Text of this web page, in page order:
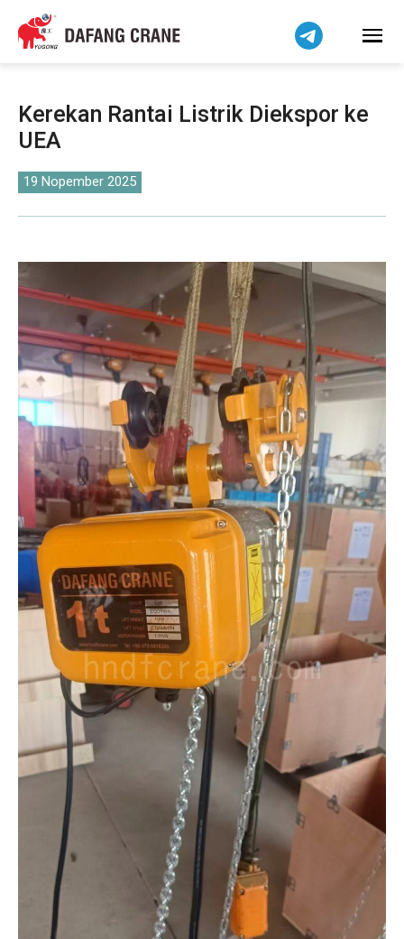
Kerekan Rantai Listrik Diekspor ke
UEA
19 Nopember 2025
हिन्दी
Bahasa Melayu
বাংলা
فارسی
Pilipino
اردو
Čeština
Беларуская мова
Kiswahili
Dansk
Norsk
O‘zbekcha